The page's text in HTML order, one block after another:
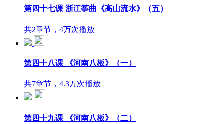
第四十七课 浙江筝曲《高山流水》（五）
共2章节，4万次播放
第四十八课 《河南八板》（一）
共7章节，4.3万次播放
第四十九课 《河南八板》（二）